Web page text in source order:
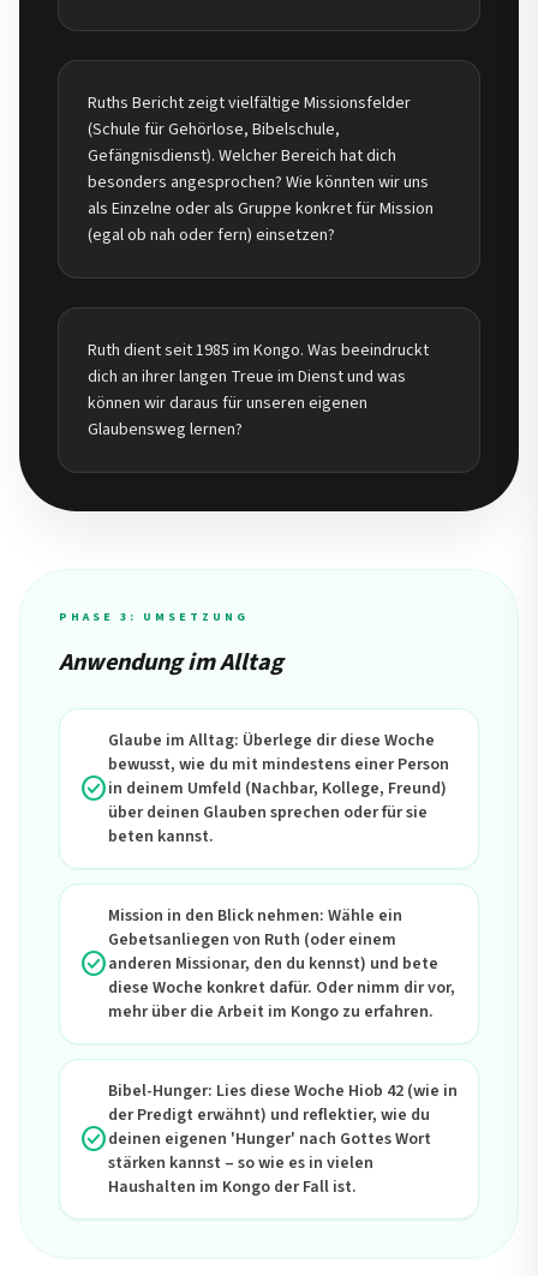
Ruths Bericht zeigt vielfältige Missionsfelder
(Schule für Gehörlose, Bibelschule,
Gefängnisdienst). Welcher Bereich hat dich
besonders angesprochen? Wie könnten wir uns
als Einzelne oder als Gruppe konkret für Mission
(egal ob nah oder fern) einsetzen?
Ruth dient seit 1985 im Kongo. Was beeindruckt
dich an ihrer langen Treue im Dienst und was
können wir daraus für unseren eigenen
Glaubensweg lernen?
PHASE 3: UMSETZUNG
Anwendung im Alltag
check_circle
Glaube im Alltag: Überlege dir diese Woche
bewusst, wie du mit mindestens einer Person
in deinem Umfeld (Nachbar, Kollege, Freund)
über deinen Glauben sprechen oder für sie
beten kannst.
check_circle
Mission in den Blick nehmen: Wähle ein
Gebetsanliegen von Ruth (oder einem
anderen Missionar, den du kennst) und bete
diese Woche konkret dafür. Oder nimm dir vor,
mehr über die Arbeit im Kongo zu erfahren.
check_circle
Bibel-Hunger: Lies diese Woche Hiob 42 (wie in
der Predigt erwähnt) und reflektier, wie du
deinen eigenen 'Hunger' nach Gottes Wort
stärken kannst – so wie es in vielen
Haushalten im Kongo der Fall ist.